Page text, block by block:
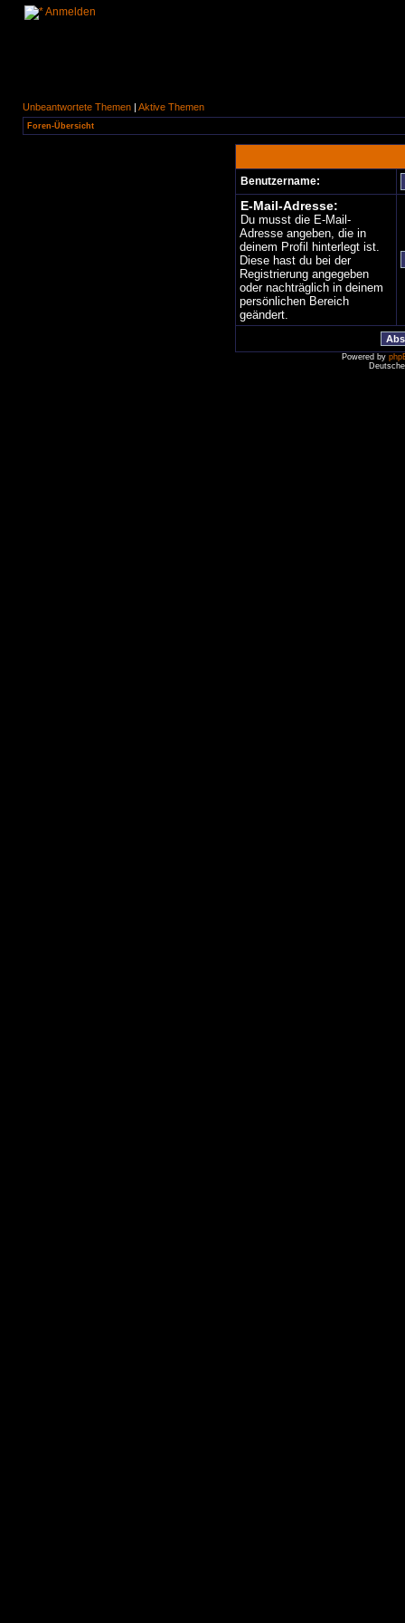
Anmelden
Unbeantwortete Themen | Aktive Themen
Foren-Übersicht
Benutzername:
E-Mail-Adresse:
Du musst die E-Mail-
Adresse angeben, die in
deinem Profil hinterlegt ist.
Diese hast du bei der
Registrierung angegeben
oder nachträglich in deinem
persönlichen Bereich
geändert.
Powered by